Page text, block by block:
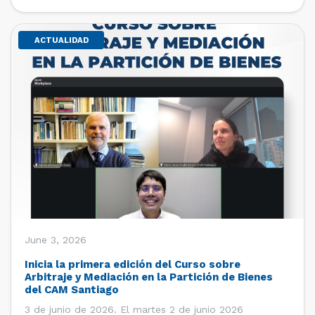
de estudiantes de […]
ACTUALIDAD
June 3, 2026
Inicia la primera edición del Curso sobre
Arbitraje y Mediación en la Partición de Bienes
del CAM Santiago
3 de junio de 2026. El martes 2 de junio 2026